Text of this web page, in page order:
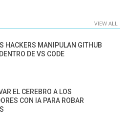
VIEW ALL
HACKERS MANIPULAN GITHUB
DE VS CODE
EL CEREBRO A LOS
CON IA PARA ROBAR